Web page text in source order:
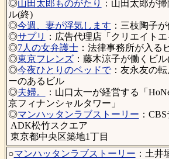
◎山田太郎ものがたり
：山田太郎が
ル(終)
◎今週、妻が浮気します ：三枝陶子
◎サプリ
：広告代理店「クリエイトエ
◎7人の女弁護士：法律事務所が入る
◎東京フレンズ：藤木涼子が働くビル
◎今夜ひとりのベッドで：友永友の
ーのあるビル
◎夫婦。
：山口太一が経営する「
京フィナンシャルタワー」
◎マンハッタンラブストーリー ：
ADK松竹スクエア
東京都中央区築地1丁目
○マンハッタンラブストーリー ：土井